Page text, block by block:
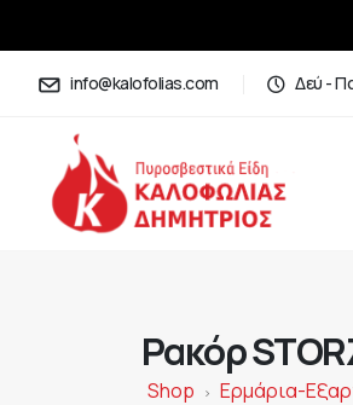
info@kalofolias.com Δεύ -
Ρακόρ
Shop > Ερμάρια-